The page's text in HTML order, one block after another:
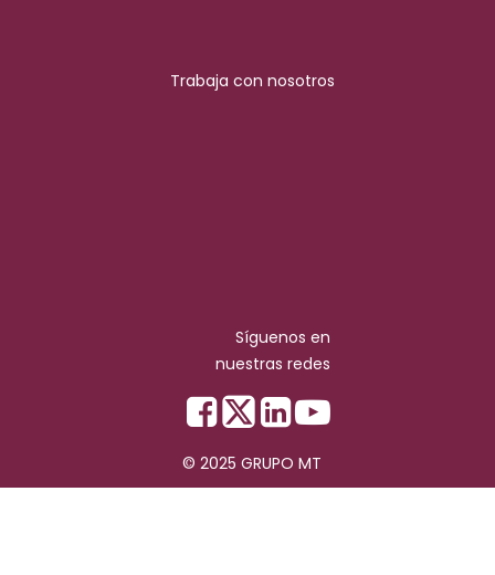
Trabaja con nosotros
Síguenos en
nuestras redes
© 2025 GRUPO MT